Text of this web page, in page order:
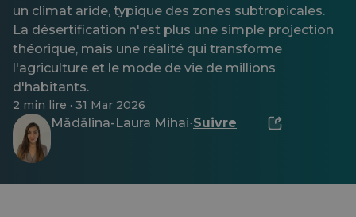
un climat aride, typique des zones subtropicales.
La désertification n'est plus une simple projection
théorique, mais une réalité qui transforme
l'agriculture et le mode de vie de millions
d'habitants.
2 min lire · 31 Mar 2026
Mădălina-Laura Mihai· Suivre